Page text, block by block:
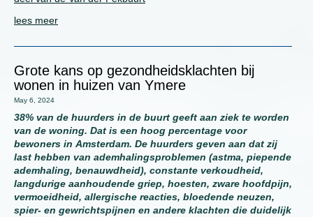
lees meer
Grote kans op gezondheidsklachten bij
wonen in huizen van Ymere
May 6, 2024
38% van de huurders in de buurt geeft aan ziek te worden
van de woning. Dat is een hoog percentage voor
bewoners in Amsterdam. De huurders geven aan dat zij
last hebben van ademhalingsproblemen (astma, piepende
ademhaling, benauwdheid), constante verkoudheid,
langdurige aanhoudende griep, hoesten, zware hoofdpijn,
vermoeidheid, allergische reacties, bloedende neuzen,
spier- en gewrichtspijnen en andere klachten die duidelijk